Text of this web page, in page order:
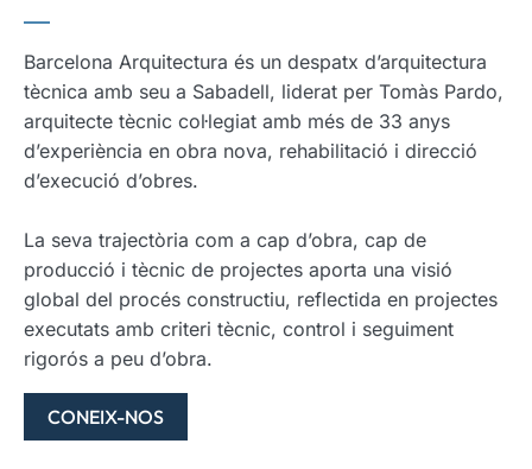
Barcelona Arquitectura és un despatx d’arquitectura
tècnica amb seu a Sabadell, liderat per Tomàs Pardo,
arquitecte tècnic col·legiat amb més de 33 anys
d’experiència en obra nova, rehabilitació i direcció
d’execució d’obres.
La seva trajectòria com a cap d’obra, cap de
producció i tècnic de projectes aporta una visió
global del procés constructiu, reflectida en projectes
executats amb criteri tècnic, control i seguiment
rigorós a peu d’obra.
CONEIX-NOS